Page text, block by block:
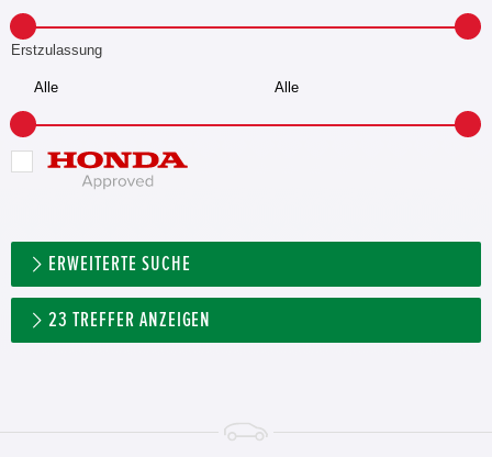
Erstzulassung
ERWEITERTE SUCHE
23 TREFFER ANZEIGEN